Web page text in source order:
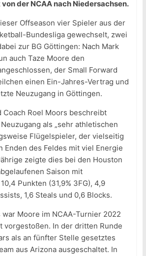
der NCAA nach Niedersachsen.
Offseason vier Spieler aus der
Bundesliga gewechselt, zwei
zur BG Göttingen: Nach Mark
auch Taze Moore den
der Small Forward
einen Ein-Jahres-Vertrag und
Neuzugang in Göttingen.
Coach Roel Moors beschreibt
als „sehr athletischen
Flügelspieler, der vielseitig
Enden des Feldes mit viel Energie
zeigte dies bei den Houston
Saison mit
Punkten (31,9% 3FG), 4,9
1,6 Steals und 0,6 Blocks.
Moore im NCAA-Turnier 2022
vorgestoßen. In der dritten Runde
als an fünfter Stelle gesetztes
aus Arizona ausgeschaltet. In